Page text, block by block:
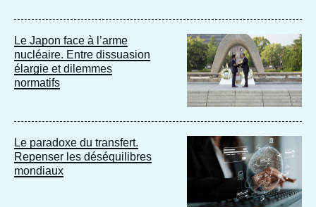
Le Japon face à l’arme
nucléaire. Entre dissuasion
élargie et dilemmes
normatifs
Image
principale
Le paradoxe du transfert.
Repenser les déséquilibres
mondiaux
Image
principale